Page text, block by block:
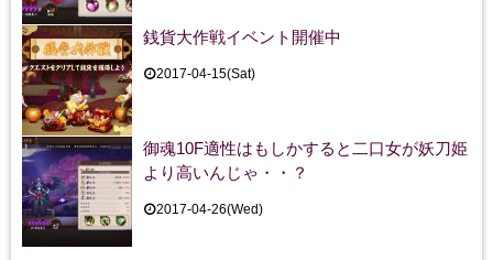
銭貨大作戦イベント開催中
2017-04-15(Sat)
御魂10F適性はもしかすると二口女が妖刀姫
より高いんじゃ・・？
2017-04-26(Wed)